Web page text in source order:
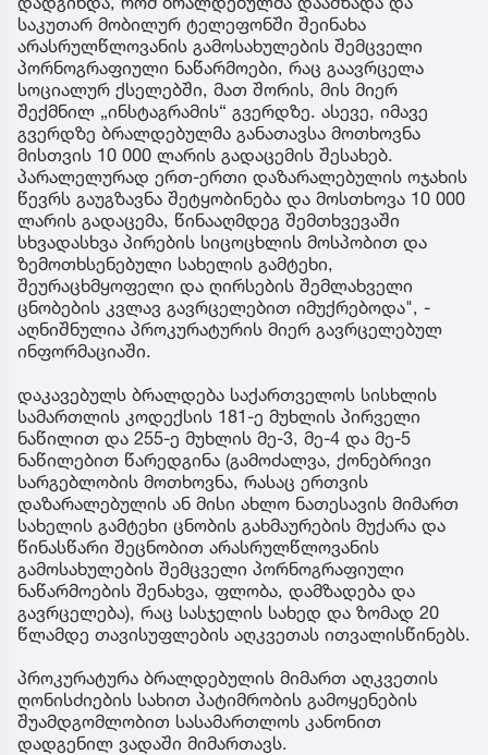
საკუთარ მობილურ ტელეფონში შეინახა
არასრულწლოვანის გამოსახულების შემცველი
პორნოგრაფიული ნაწარმოები, რაც გაავრცელა
სოციალურ ქსელებში, მათ შორის, მის მიერ
შექმნილ „ინსტაგრამის“ გვერდზე. ასევე, იმავე
გვერდზე ბრალდებულმა განათავსა მოთხოვნა
მისთვის 10 000 ლარის გადაცემის შესახებ.
პარალელურად ერთ-ერთი დაზარალებულის ოჯახის
წევრს გაუგზავნა შეტყობინება და მოსთხოვა 10 000
ლარის გადაცემა, წინააღმდეგ შემთხვევაში
სხვადასხვა პირების სიცოცხლის მოსპობით და
ზემოთხსენებული სახელის გამტეხი,
შეურაცხმყოფელი და ღირსების შემლახველი
ცნობების კვლავ გავრცელებით იმუქრებოდა", -
აღნიშნულია პროკურატურის მიერ გავრცელებულ
ინფორმაციაში.
დაკავებულს ბრალდება საქართველოს სისხლის
სამართლის კოდექსის 181-ე მუხლის პირველი
ნაწილით და 255-ე მუხლის მე-3, მე-4 და მე-5
ნაწილებით წარედგინა (გამოძალვა, ქონებრივი
სარგებლობის მოთხოვნა, რასაც ერთვის
დაზარალებულის ან მისი ახლო ნათესავის მიმართ
სახელის გამტეხი ცნობის გახმაურების მუქარა და
წინასწარი შეცნობით არასრულწლოვანის
გამოსახულების შემცველი პორნოგრაფიული
ნაწარმოების შენახვა, ფლობა, დამზადება და
გავრცელება), რაც სასჯელის სახედ და ზომად 20
წლამდე თავისუფლების აღკვეთას ითვალისწინებს.
პროკურატურა ბრალდებულის მიმართ აღკვეთის
ღონისძიების სახით პატიმრობის გამოყენების
შუამდგომლობით სასამართლოს კანონით
დადგენილ ვადაში მიმართავს.